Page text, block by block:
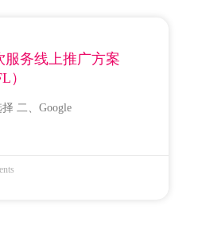
服务线上推广方案
）
二、Google